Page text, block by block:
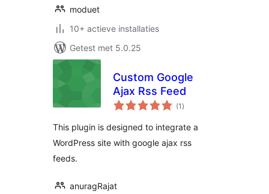
moduet
10+ actieve installaties
Getest met 5.0.25
Custom Google
Ajax Rss Feed
(1 totaal
waarderingen
)
This plugin is designed to integrate a
WordPress site with google ajax rss
feeds.
anuragRajat